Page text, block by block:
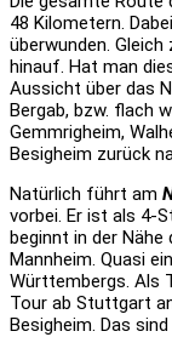
48 Kilometern.
überwunden.
hinauf. Hat man
Aussicht über das
Bergab, bzw. flach
Gemmrigheim,
Besigheim zurück
Natürlich führt am
vorbei. Er ist als 4-
beginnt in der Nähe
Mannheim. Quasi
Württembergs. Als
Tour ab Stuttgart
Besigheim. Das